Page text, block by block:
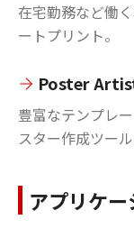
在宅勤務など働
ートプリント。
Poster
豊富なテンプレ
スター作成ツール
アプリケ